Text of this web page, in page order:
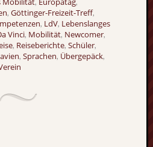
, ,
, Göttinger-Freizeit-Treff,
, LdV, Lebenslanges
Vinci, Mobilität, Newcomer,
, Reiseberichte, Schüler,
, Sprachen, Übergepäck,